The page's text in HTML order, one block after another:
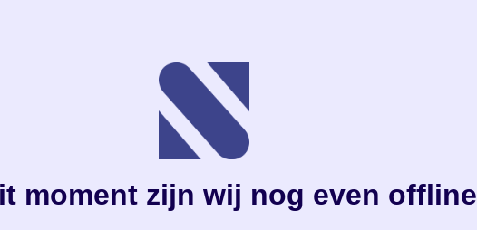
moment zijn wij nog even offline